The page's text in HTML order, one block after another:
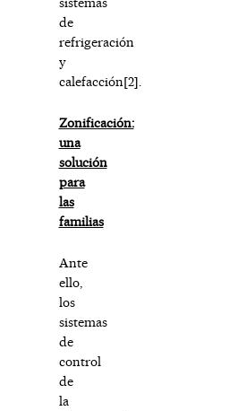
de
refrigeración
y
calefacción[2]
Zonificación:
una
solución
para
las
familias
Ante
ello,
los
sistemas
de
control
de
la